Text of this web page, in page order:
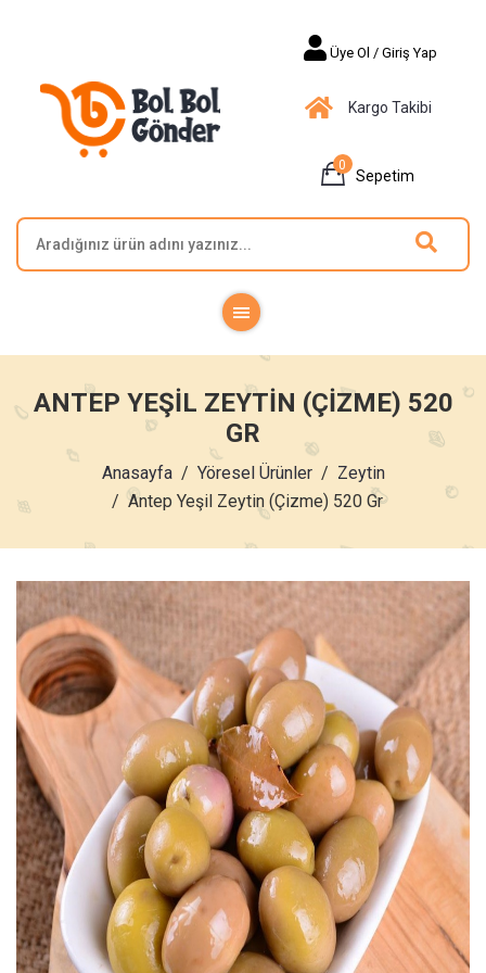
Üye Ol / Giriş Yap
Kargo Takibi
0
Sepetim
ANTEP YEŞIL ZEYTIN (ÇIZME) 520
GR
Anasayfa Yöresel Ürünler
Zeytin
Antep Yeşil Zeytin (Çizme) 520 Gr